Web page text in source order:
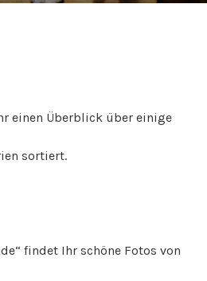
einen Überblick über einige
sortiert.
findet Ihr schöne Fotos von